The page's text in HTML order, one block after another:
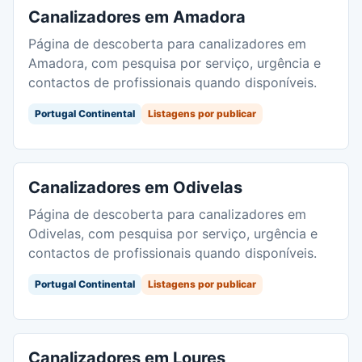
Canalizadores em Amadora
Página de descoberta para canalizadores em
Amadora, com pesquisa por serviço, urgência e
contactos de profissionais quando disponíveis.
Portugal Continental Listagens por publicar
Canalizadores em Odivelas
Página de descoberta para canalizadores em
Odivelas, com pesquisa por serviço, urgência e
contactos de profissionais quando disponíveis.
Portugal Continental Listagens por publicar
Canalizadores em Loures